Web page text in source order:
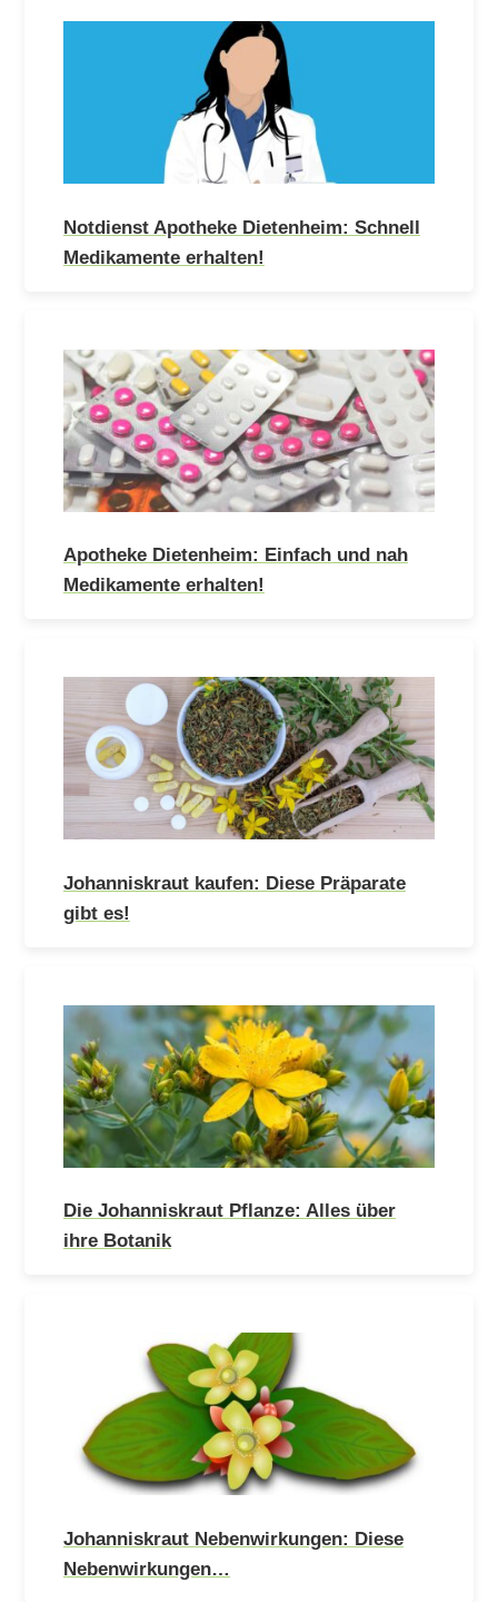
Notdienst Apotheke Dietenheim: Schnell
Medikamente erhalten!
Apotheke Dietenheim: Einfach und nah
Medikamente erhalten!
Johanniskraut kaufen: Diese Präparate
gibt es!
Die Johanniskraut Pflanze: Alles über
ihre Botanik
Johanniskraut Nebenwirkungen: Diese
Nebenwirkungen…